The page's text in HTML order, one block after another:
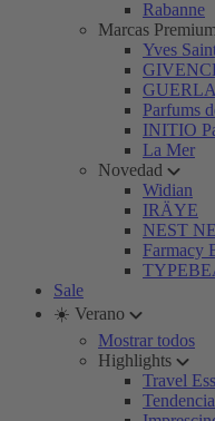
Rabanne
Marcas Premium
Yves
Parfums
INITIO
La Mer
Novedad
Widian
IRÄYE
NEST
Farmacy
Sale
☀️ Verano
Mostrar todos
Highlights
Travel